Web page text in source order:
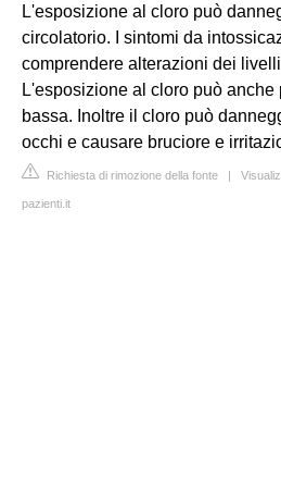
L'esposizione al cloro può
circolatorio. I sintomi da
comprendere alterazioni dei
L'esposizione al cloro può
bassa. Inoltre il cloro può
occhi e causare bruciore e
Richiesta di rimozione della fonte |
pazienti.it